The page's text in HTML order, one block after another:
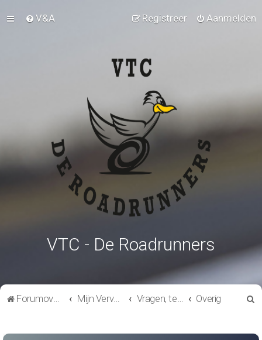
V&A Aanmelden
Registreer
VTC - De Roadrunners
Forumoverzicht Mijn Vervoer Vragen, techniek en onderhoud Overig